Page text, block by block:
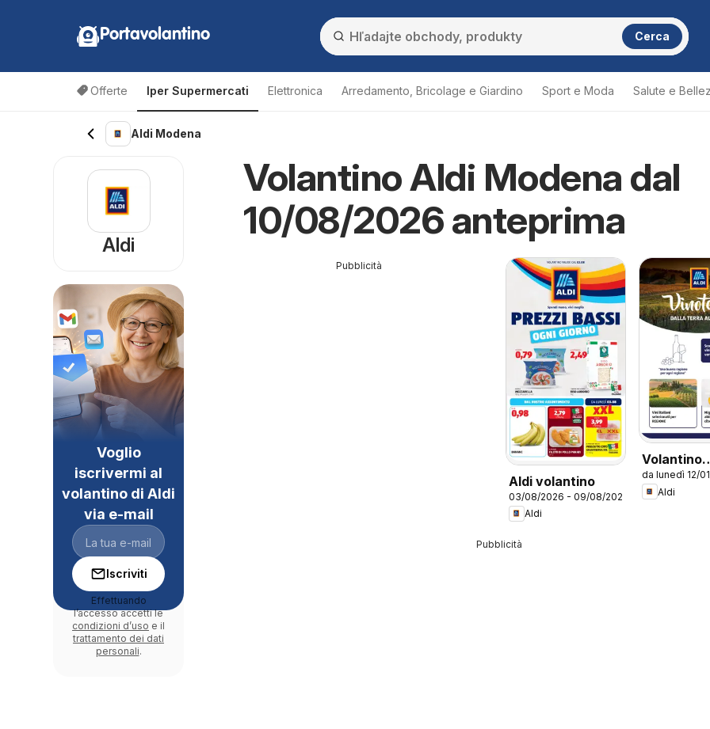
Portavolantino Cerca
Offerte Iper Supermercati Elettronica Arredamento, Bricolage e Giardino Sport e Moda Salute e
Aldi Modena
Volantino Aldi Modena dal
10/08/2026 anteprima
Pubblicità
Aldi volantino
03/08/2026 - 09/08/2026
Aldi
Volantino
Vinoteca
da lunedì 12/
Aldi
Pubblicità
Aldi
Voglio
iscrivermi al
volantino di Aldi
via e-mail
Iscriviti
Effettuando
l’accesso accetti le
condizioni d’uso e il
trattamento dei dati
personali.